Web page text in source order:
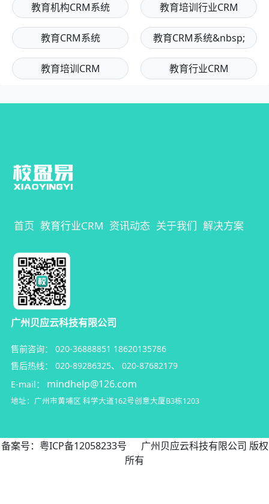
教育机构CRM系统 教育培训行业CRM
教育CRM系统 教育CRM系统&nbsp;
教育培训CRM 教育行业CRM
首页 教育行业CRM 资讯动态 关于我们 解决方案
广州贝应云科技有限公司
售前咨询： 020-36888851 18620135786
售后热线：
020-89286325、 020-87682179
E-mail：
mindhelp@126.com
地址：广州市黄埔区 科学大道162号创意大厦B3栋1203
备案号： 粤ICP备12058233号 广州贝应云科技有限公司 版权
所有